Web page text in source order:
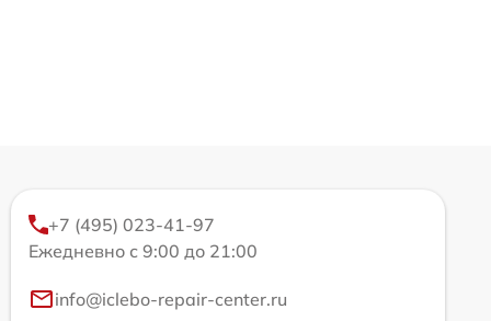
+7 (495) 023-41-97
Ежедневно с 9:00 до 21:00
info@iclebo-repair-center.ru